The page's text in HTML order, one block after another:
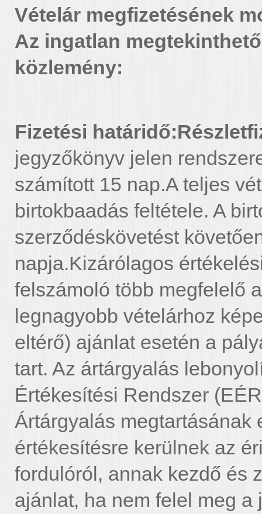
Vételár megfizetésének
Az ingatlan
közlemény:
Fizetési határidő:
jegyzőkönyv jelen
számított 15 nap.A teljes
birtokbaadás feltétele. A
szerződéskövetést
napja.Kizárólagos
felszámoló több megfelelő
legnagyobb vételárhoz
eltérő) ajánlat esetén a
tart. Az ártárgyalás
Értékesítési Rendszer
Ártárgyalás megtartásának
értékesítésre kerülnek az
fordulóról, annak kezdő és
ajánlat, ha nem felel meg